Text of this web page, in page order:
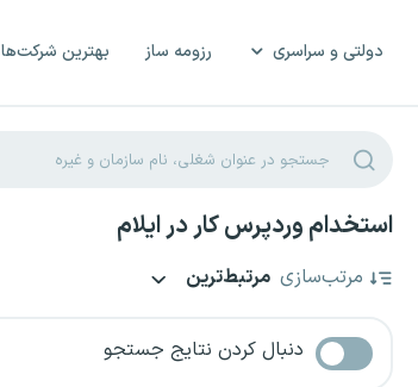
دولتی و سراسری رزومه ساز بهترین شرکت‌ها
استخدام وردپرس کار در ایلام
مرتب‌سازی مرتبط‌ترین
دنبال کردن نتایج جستجو